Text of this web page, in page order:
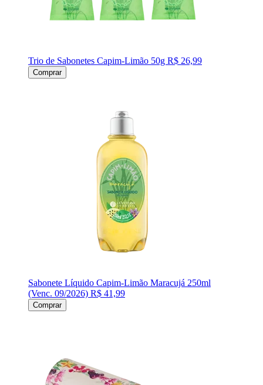
Trio de Sabonetes Capim-Limão 50g R$ 26,99
Comprar
Sabonete Líquido Capim-Limão Maracujá 250ml
(Venc. 09/2026) R$ 41,99
Comprar